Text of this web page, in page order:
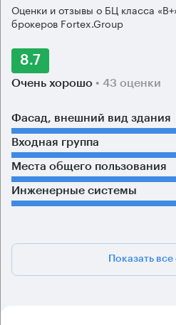
Оценки и отзывы о БЦ класса
брокеров Fortex.Group
8.7
Очень хорошо • 43 оценки
Фасад, внешний вид здания
Входная группа
Места общего пользования
Инженерные системы
Показать